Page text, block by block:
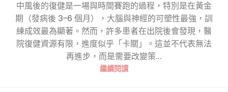
中風後的復健是一場與時間賽跑的過程，特別是在黃金
期（發病後 3–6 個月），大腦與神經的可塑性最強，訓
練成效最為顯著。然而，許多患者在出院後會發現，醫
院復健資源有限，進度似乎「卡關」。這並不代表無法
再進步，而是需要改變策...
繼續閱讀